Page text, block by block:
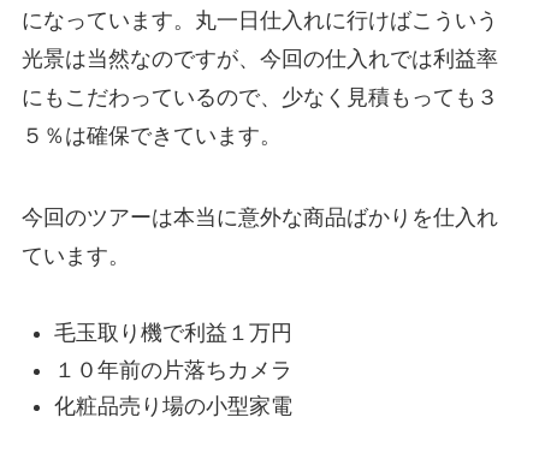
になっています。丸一日仕入れに行けばこういう
光景は当然なのですが、今回の仕入れでは利益率
にもこだわっているので、少なく見積もっても３
５％は確保できています。
今回のツアーは本当に意外な商品ばかりを仕入れ
ています。
毛玉取り機で利益１万円
１０年前の片落ちカメラ
化粧品売り場の小型家電